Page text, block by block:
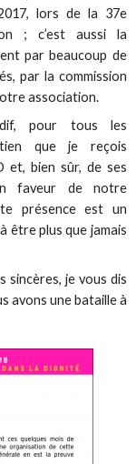
lors de la 37e
; c’est aussi la
par beaucoup de
par la commission
association.
pour tous les
que je reçois
et, bien sûr, de ses
faveur de notre
présence est un
être plus que jamais
sincères, je vous dis
avons une bataille à